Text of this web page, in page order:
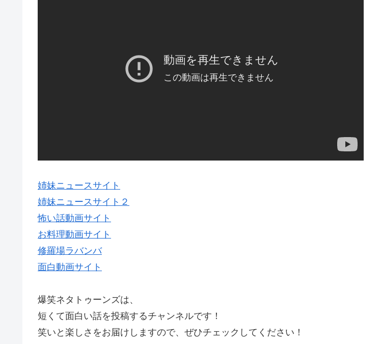
姉妹ニュースサイト
姉妹ニュースサイト２
怖い話動画サイト
お料理動画サイト
修羅場ラバンバ
面白動画サイト
爆笑ネタトゥーンズは、
短くて面白い話を投稿するチャンネルです！
笑いと楽しさをお届けしますので、ぜひチェックしてください！